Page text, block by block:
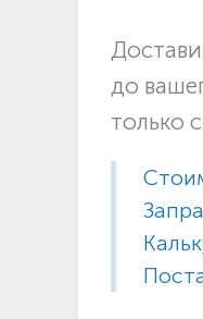
до
только